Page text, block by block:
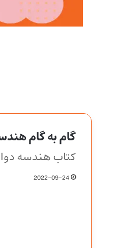
گام به گام
کتاب هندسه
2022-09-24